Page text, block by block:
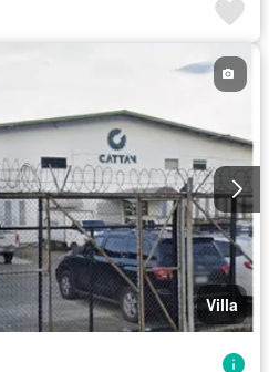
Villa